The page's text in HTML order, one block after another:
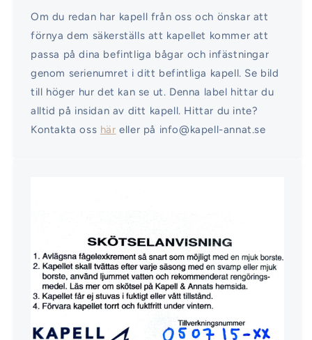
Om du redan har kapell från oss och önskar att
förnya dem säkerställs att kapellet kommer att
passa på dina befintliga bågar och infästningar
genom serienumret i ditt befintliga kapell. Se bild
till höger hur det kan se ut. Denna label hittar du
alltid på insidan av ditt kapell. Hittar du inte?
Kontakta oss här eller på info@kapell-annat.se